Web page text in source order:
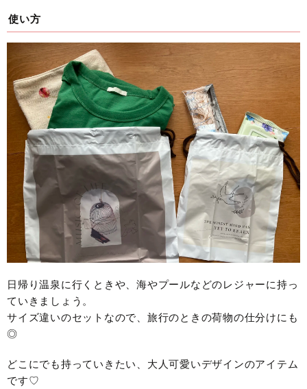
使い方
日帰り温泉に行くときや、海やプールなどのレジャーに持っ
ていきましょう。
サイズ違いのセットなので、旅行のときの荷物の仕分けにも
◎
どこにでも持っていきたい、大人可愛いデザインのアイテム
です♡